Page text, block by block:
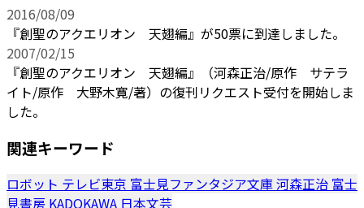
2016/08/09
『創聖のアクエリオン 天翅編』が50票に到達しました。
2007/02/15
『創聖のアクエリオン 天翅編』（河森正治/原作 サテラ
イト/原作 大野木寛/著）の復刊リクエスト受付を開始しま
した。
関連キーワード
ロボット テレビ東京 富士見ファンタジア文庫河森正治 富士
見書房 KADOKAWA 日本文芸